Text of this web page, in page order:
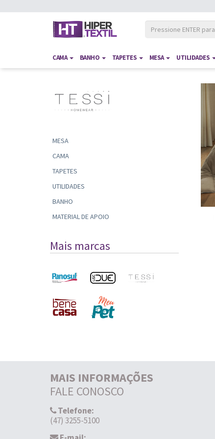
CAMA BANHO TAPETES MESA UTILIDADES
MESA
CAMA
TAPETES
UTILIDADES
BANHO
MATERIAL DE APOIO
Mais marcas
MAIS INFORMAÇÕES
FALE CONOSCO
Telefone:
(47) 3255-5100